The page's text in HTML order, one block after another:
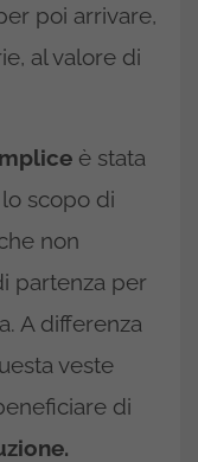
poi arrivare,
al valore di
è stata
scopo di
non
partenza per
A differenza
veste
di